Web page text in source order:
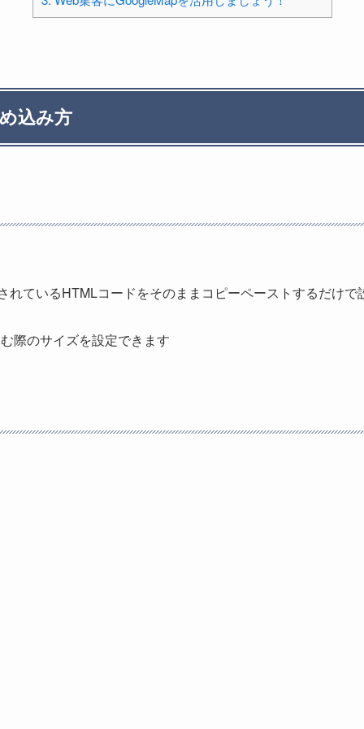
込み方
れているHTMLコードをそのままコピーペーストするだけで
際のサイズを設定できます